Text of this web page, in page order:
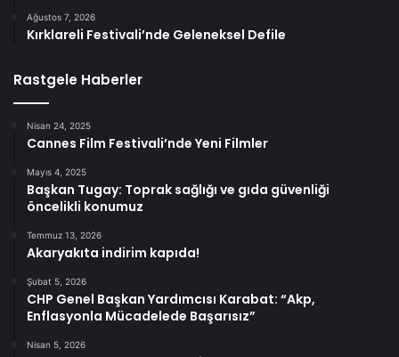
Ağustos 7, 2026
Kırklareli Festivali’nde Geleneksel Defile
Rastgele Haberler
Nisan 24, 2025
Cannes Film Festivali’nde Yeni Filmler
Mayıs 4, 2025
Başkan Tugay: Toprak sağlığı ve gıda güvenliği
öncelikli konumuz
Temmuz 13, 2026
Akaryakıta indirim kapıda!
Şubat 5, 2026
CHP Genel Başkan Yardımcısı Karabat: “Akp,
Enflasyonla Mücadelede Başarısız”
Nisan 5, 2026